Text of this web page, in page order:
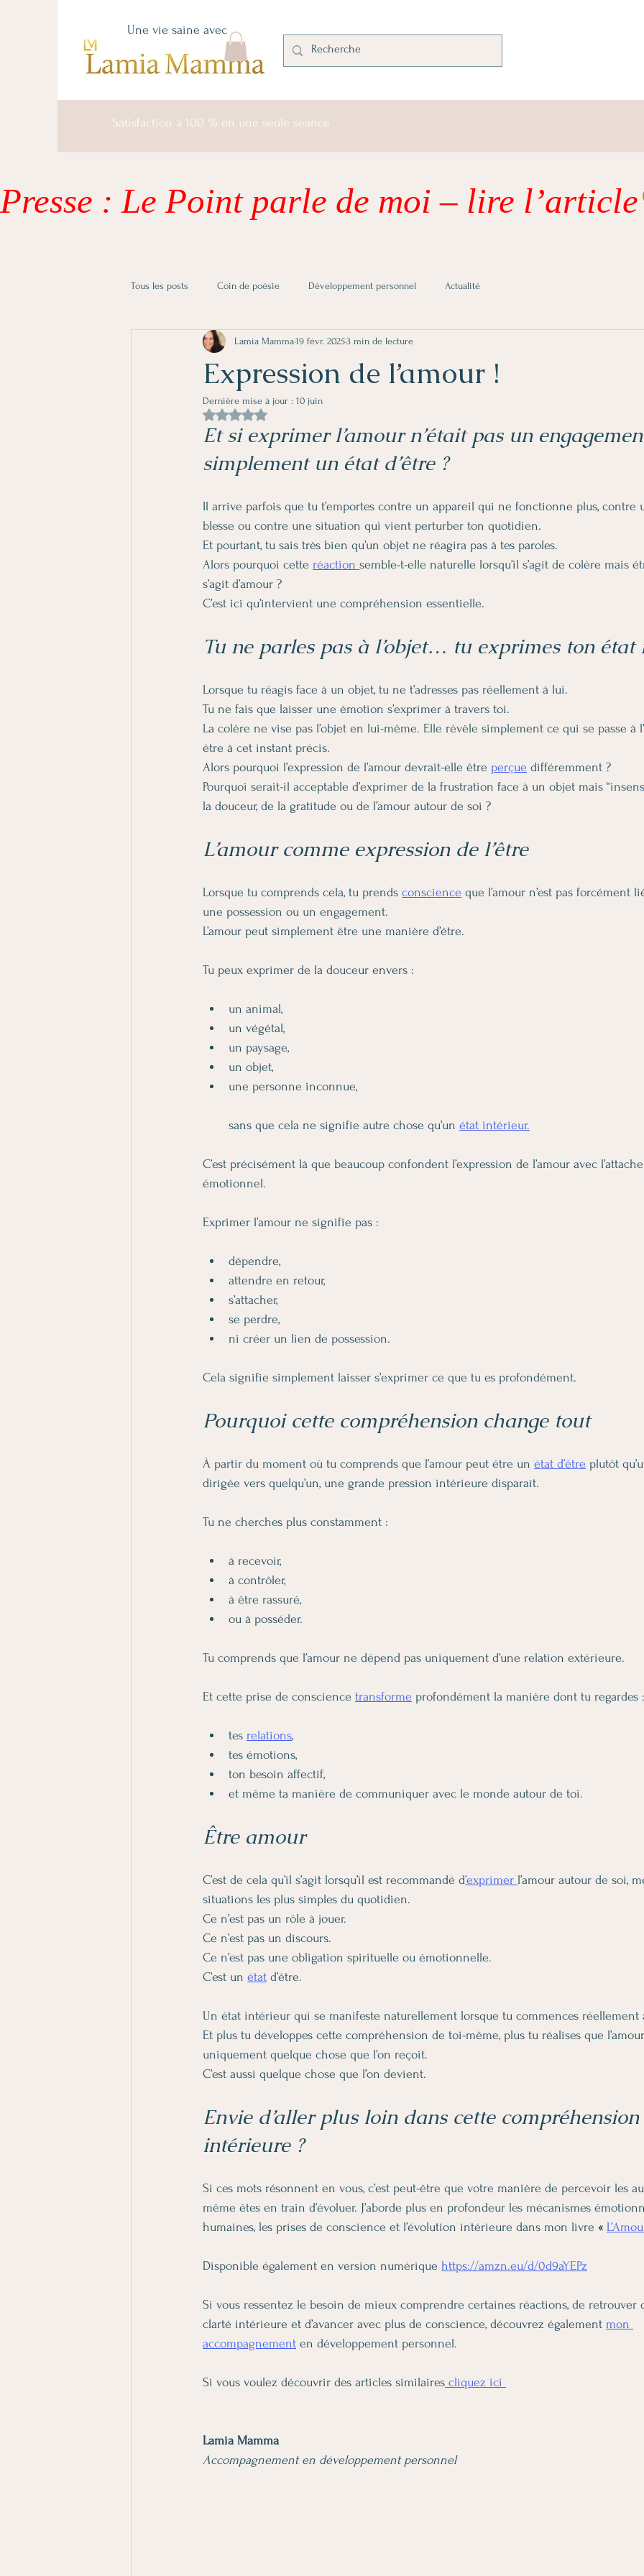
Une vie saine avec
Satisfaction à 100 % en une seule séance
Presse : Le Point parle de moi – lire l’article
Tous les posts Coin de poésie Développement personnel Actualité
Expression de l’amour !
Lamia Mamma19 févr. 20253 min de lecture
Dernière mise à jour : 10 juin
Noté NaN étoiles sur 5.
Et si exprimer l’amour n’était pas un
simplement un état d’être ?
Il arrive parfois que tu t’emportes contre un appareil qui ne fonctionne plus, contre
blesse ou contre une situation qui vient perturber ton quotidien.
Et pourtant, tu sais très bien qu’un objet ne réagira pas à tes paroles.
Alors pourquoi cette réaction semble-t-elle naturelle lorsqu’il s’agit de colère mais
s’agit d’amour ?
C’est ici qu’intervient une compréhension essentielle.
Tu ne parles pas à l’objet… tu exprimes ton
Lorsque tu réagis face à un objet, tu ne t’adresses pas réellement à lui.
Tu ne fais que laisser une émotion s’exprimer à travers toi.
La colère ne vise pas l’objet en lui-même. Elle révèle simplement ce qui se passe à
être à cet instant précis.
Alors pourquoi l’expression de l’amour devrait-elle être perçue différemment ?
Pourquoi serait-il acceptable d’exprimer de la frustration face à un objet mais
la douceur, de la gratitude ou de l’amour autour de soi ?
L’amour comme expression de l’être
Lorsque tu comprends cela, tu prends conscience que l’amour n’est pas forcément
une possession ou un engagement.
L’amour peut simplement être une manière d’être.
Tu peux exprimer de la douceur envers :
un animal,
un végétal,
un paysage,
un objet,
une personne inconnue,
sans que cela ne signifie autre chose qu’un état intérieur.
C’est précisément là que beaucoup confondent l’expression de l’amour avec
émotionnel.
Exprimer l’amour ne signifie pas :
dépendre,
attendre en retour,
s’attacher,
se perdre,
ni créer un lien de possession.
Cela signifie simplement laisser s’exprimer ce que tu es profondément.
Pourquoi cette compréhension change tout
À partir du moment où tu comprends que l’amour peut être un état d’être plutôt
dirigée vers quelqu’un, une grande pression intérieure disparaît.
Tu ne cherches plus constamment :
à recevoir,
à contrôler,
à être rassuré,
ou à posséder.
Tu comprends que l’amour ne dépend pas uniquement d’une relation extérieure.
Et cette prise de conscience transforme profondément la manière dont tu regardes :
tes relations,
tes émotions,
ton besoin affectif,
et même ta manière de communiquer avec le monde autour de toi.
Être amour
C’est de cela qu’il s’agit lorsqu’il est recommandé d’exprimer l’amour autour de soi,
situations les plus simples du quotidien.
Ce n’est pas un rôle à jouer.
Ce n’est pas un discours.
Ce n’est pas une obligation spirituelle ou émotionnelle.
C’est un état d’être.
Un état intérieur qui se manifeste naturellement lorsque tu commences réellement
Et plus tu développes cette compréhension de toi-même, plus tu réalises que l’amour
uniquement quelque chose que l’on reçoit.
C’est aussi quelque chose que l’on devient.
Envie d’aller plus loin dans cette compréhension
intérieure ?
Si ces mots résonnent en vous, c’est peut-être que votre manière de percevoir les
même êtes en train d’évoluer. J’aborde plus en profondeur les mécanismes
humaines, les prises de conscience et l’évolution intérieure dans mon livre «
Disponible également en version numérique https://amzn.eu/d/0d9aYEPz
Si vous ressentez le besoin de mieux comprendre certaines réactions, de retrouver
clarté intérieure et d’avancer avec plus de conscience, découvrez également mon
accompagnement en développement personnel.
Si vous voulez découvrir des articles similaires cliquez ici
Lamia Mamma
Accompagnement en développement personnel